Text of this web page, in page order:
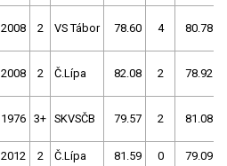
2008 2 VS Tábor 78.60 4 80.78
2008 2 Č.Lípa 82.08 2 78.92
1976 3+ SKVSČB 79.57 2 81.08
2012 2 Č.Lípa 81.59 0 79.09